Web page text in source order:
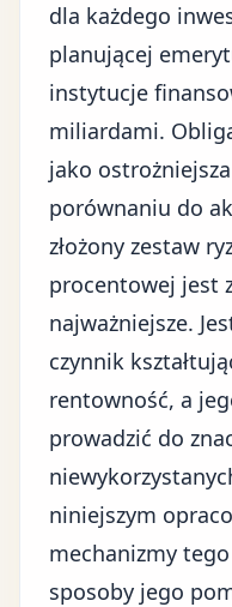
dla każdego
planującej
instytucje
miliardami.
jako
porównaniu do
złożony zestaw
procentowej jest
najważniejsze.
czynnik
rentowność, a
prowadzić do
niniejszym
mechanizmy
sposoby jego